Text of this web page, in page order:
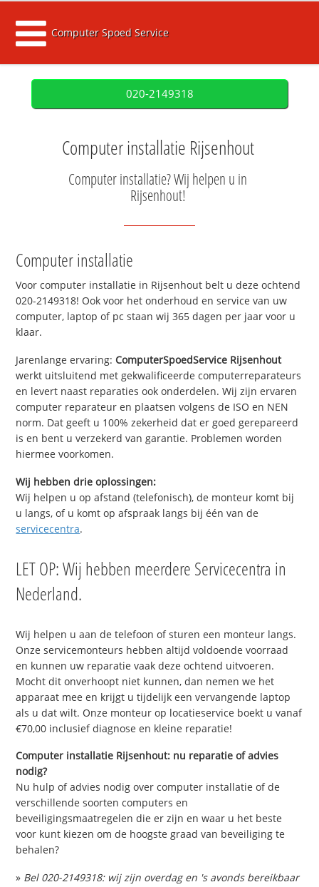
Computer Spoed Service
020-2149318
Computer installatie Rijsenhout
Computer installatie? Wij helpen u in
Rijsenhout!
Computer installatie
Voor computer installatie in Rijsenhout belt u deze ochtend
020-2149318! Ook voor het onderhoud en service van uw
computer, laptop of pc staan wij 365 dagen per jaar voor u
klaar.
Jarenlange ervaring:ComputerSpoedService Rijsenhout
werkt uitsluitend met gekwalificeerde computerreparateurs
en levert naast reparaties ook onderdelen. Wij zijn ervaren
computer reparateur en plaatsen volgens de ISO en NEN
norm. Dat geeft u 100% zekerheid dat er goed gerepareerd
is en bent u verzekerd van garantie. Problemen worden
hiermee voorkomen.
Wij hebben drie oplossingen:
Wij helpen u op afstand (telefonisch), de monteur komt bij
u langs, of u komt op afspraak langs bij één van de
servicecentra.
LET OP: Wij hebben meerdere Servicecentra in
Nederland.
Wij helpen u aan de telefoon of sturen een monteur langs.
Onze servicemonteurs hebben altijd voldoende voorraad
en kunnen uw reparatie vaak deze ochtend uitvoeren.
Mocht dit onverhoopt niet kunnen, dan nemen we het
apparaat mee en krijgt u tijdelijk een vervangende laptop
als u dat wilt. Onze monteur op locatieservice boekt u vanaf
€70,00 inclusief diagnose en kleine reparatie!
Computer installatie Rijsenhout: nu reparatie of advies
nodig?
Nu hulp of advies nodig over computer installatie of de
verschillende soorten computers en
beveiligingsmaatregelen die er zijn en waar u het beste
voor kunt kiezen om de hoogste graad van beveiliging te
behalen?
» Bel 020-2149318: wij zijn overdag en 's avonds bereikbaar